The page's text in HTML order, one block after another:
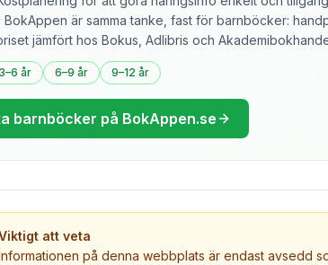
är samma tanke, fast för barnböcker:
jämfört hos Bokus, Adlibris och
3–6 år 6–9 år 9–12 år
barnböcker på BokAppen.se
att veta
på denna webbplats är endast avsedd